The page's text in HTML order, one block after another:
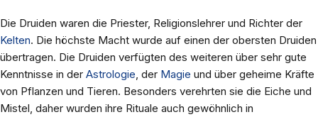
Die Druiden waren die Priester, Religionslehrer und Richter der
Kelten. Die höchste Macht wurde auf einen der obersten Druiden
übertragen. Die Druiden verfügten des weiteren über sehr gute
Kenntnisse in der Astrologie, der Magie und über geheime Kräfte
von Pflanzen und Tieren. Besonders verehrten sie die Eiche und
Mistel, daher wurden ihre Rituale auch gewöhnlich in